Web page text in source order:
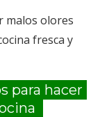
malos olores
fresca y
para hacer